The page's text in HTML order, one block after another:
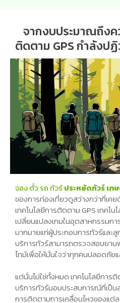
จากงบประมาณถึงค
ติดตาม GPS กำลังป
จอง ตั๋ว รถ ทัวร์ประหยัดทัวร์ เก
ของการท่องเที่ยวดูสว่างกว่าที่เค
เทคโนโลยีการติดตาม GPS เทคโ
เปลี่ยนแปลงเกมในอุตสาหกรรมกา
มากมายแก่ผู้ประกอบการทัวร์และ
บริการทัวร์สามารถตรวจสอบยาน
ไทม์เพื่อให้มั่นใจว่าทุกคนปลอดภัย
แต่นั่นไม่ใช่ทั้งหมด เทคโนโลยีการ
บริการทัวร์มอบประสบการณ์ที่เป็
การติดตามการเคลื่อนไหวของแต่